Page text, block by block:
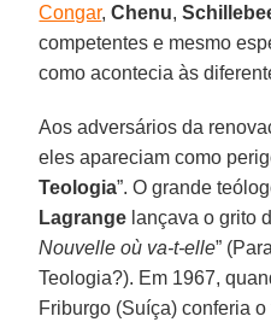
Congar,Chenu,
competentes e mesmo
como acontecia às
Aos adversários da
eles apareciam como
Teologia”. O grande
Lagrange lançava o grito
Nouvelle où va-t-elle”
Teologia?). Em 1967,
Friburgo (Suíça) conferia